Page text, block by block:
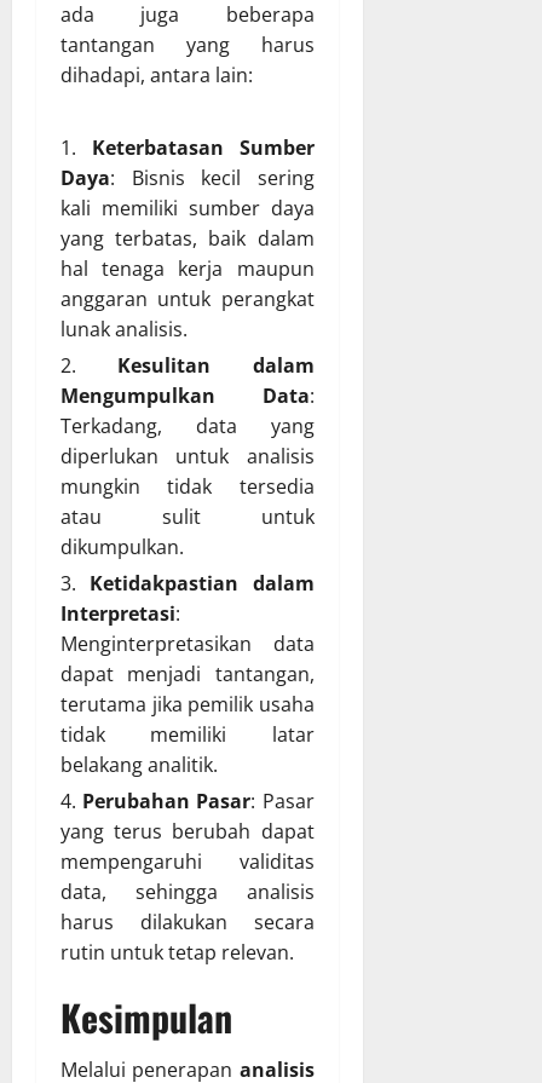
ada juga beberapa
tantangan yang harus
dihadapi, antara lain:
Keterbatasan Sumber
Daya: Bisnis kecil sering
kali memiliki sumber daya
yang terbatas, baik dalam
hal tenaga kerja maupun
anggaran untuk perangkat
lunak analisis.
Kesulitan dalam
Mengumpulkan Data:
Terkadang, data yang
diperlukan untuk analisis
mungkin tidak tersedia
atau sulit untuk
dikumpulkan.
Ketidakpastian dalam
Interpretasi:
Menginterpretasikan data
dapat menjadi tantangan,
terutama jika pemilik usaha
tidak memiliki latar
belakang analitik.
Perubahan Pasar: Pasar
yang terus berubah dapat
mempengaruhi validitas
data, sehingga analisis
harus dilakukan secara
rutin untuk tetap relevan.
Kesimpulan
Melalui penerapan analisis